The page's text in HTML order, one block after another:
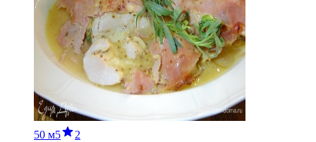
50 м5 2